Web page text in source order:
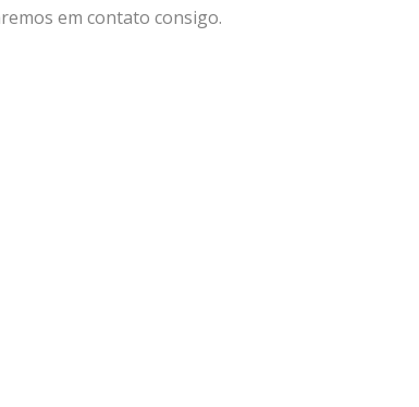
em contato consigo.